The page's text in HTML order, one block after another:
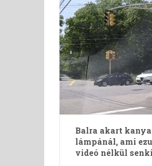
Balra akart
lámpánál, ami
videó nélkül